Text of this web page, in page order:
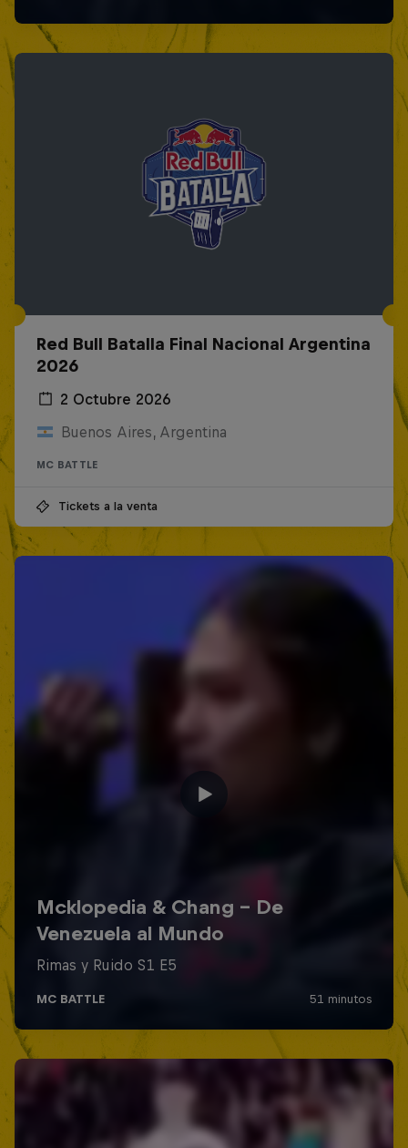
Red Bull Batalla Final Nacional Argentina
2026
2 Octubre 2026
Buenos Aires, Argentina
MC BATTLE
Tickets a la venta